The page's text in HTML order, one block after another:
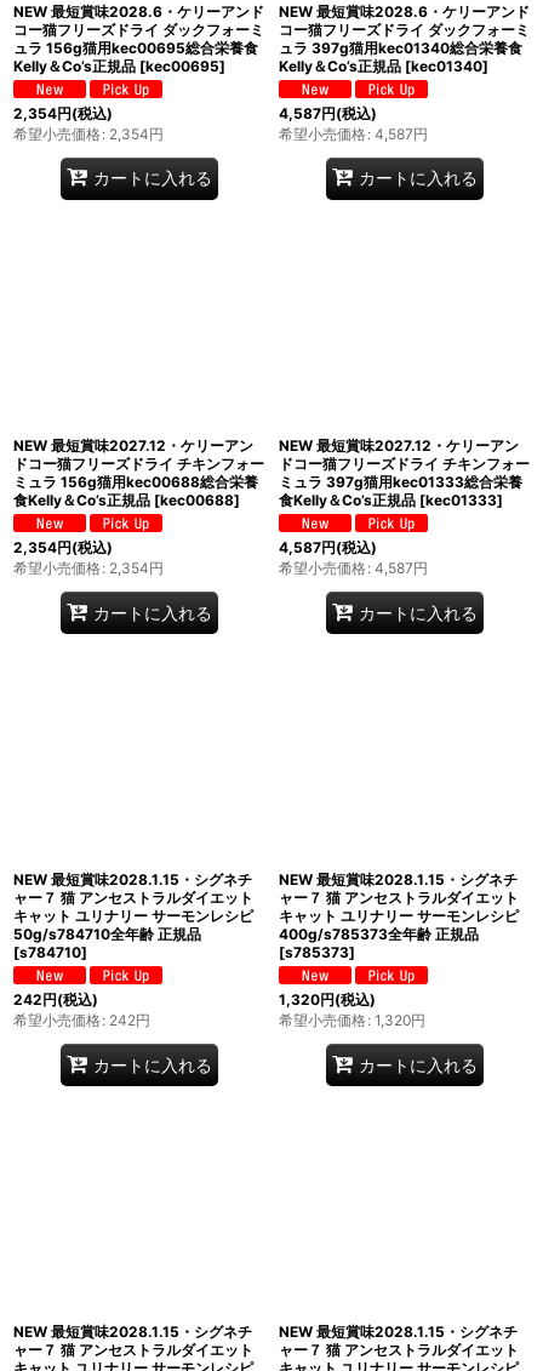
NEW 最短賞味2028.6・ケリーアンド
コー猫フリーズドライ ダックフォーミ
ュラ 156g猫用kec00695総合栄養食
Kelly＆Co’s正規品 [kec00695]
2,354円(税込)
希望小売価格: 2,354円
カートに入れる
NEW 最短賞味2028.6・ケリーアンド
コー猫フリーズドライ ダックフォーミ
ュラ 397g猫用kec01340総合栄養食
Kelly＆Co’s正規品 [kec01340]
4,587円(税込)
希望小売価格: 4,587円
カートに入れる
NEW 最短賞味2027.12・ケリーアン
ドコー猫フリーズドライ チキンフォー
ミュラ 156g猫用kec00688総合栄養
食Kelly＆Co’s正規品 [kec00688]
2,354円(税込)
希望小売価格: 2,354円
カートに入れる
NEW 最短賞味2027.12・ケリーアン
ドコー猫フリーズドライ チキンフォー
ミュラ 397g猫用kec01333総合栄養
食Kelly＆Co’s正規品 [kec01333]
4,587円(税込)
希望小売価格: 4,587円
カートに入れる
NEW 最短賞味2028.1.15・シグネチ
ャー７ 猫 アンセストラルダイエット
キャット ユリナリー サーモンレシピ
50g/s784710全年齢 正規品
[s784710]
242円(税込)
希望小売価格: 242円
カートに入れる
NEW 最短賞味2028.1.15・シグネチ
ャー７ 猫 アンセストラルダイエット
キャット ユリナリー サーモンレシピ
400g/s785373全年齢 正規品
[s785373]
1,320円(税込)
希望小売価格: 1,320円
カートに入れる
NEW 最短賞味2028.1.15・シグネチ
ャー７ 猫 アンセストラルダイエット
NEW 最短賞味2028.1.15・シグネチ
ャー７ 猫 アンセストラルダイエット